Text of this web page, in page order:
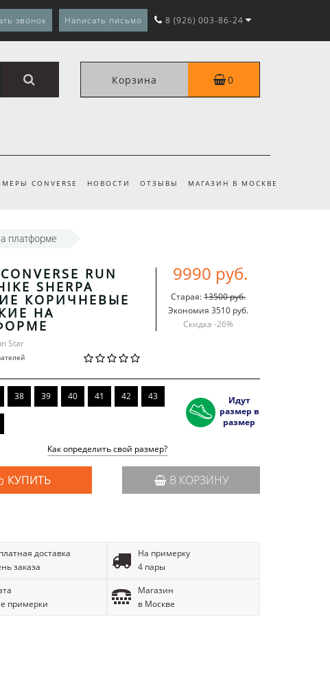
звонок Написать письмо 8 (926) 003-86-24
Корзина 0
CONVERSE НОВОСТИ ОТЗЫВЫ МАГАЗИН В МОСКВЕ
платформе
RUN
SHERPA
КОРИЧНЕВЫЕ
НА
Star
9990 руб.
Старая:13500 руб.
Экономия 3510 руб.
Скидка -26%
38 39 40 41 42 43
Идут
размер в
размер
Как определить свой размер?
КУПИТЬ В КОРЗИНУ
доставка
заказа
На примерку
4 пары
примерки
Магазин
в Москве